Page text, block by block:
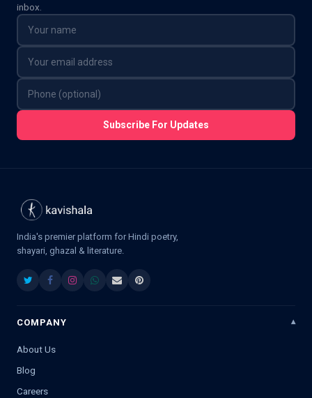
inbox.
Subscribe For Updates
India's premier platform for Hindi poetry,
shayari, ghazal & literature.
COMPANY
About Us
Blog
Careers